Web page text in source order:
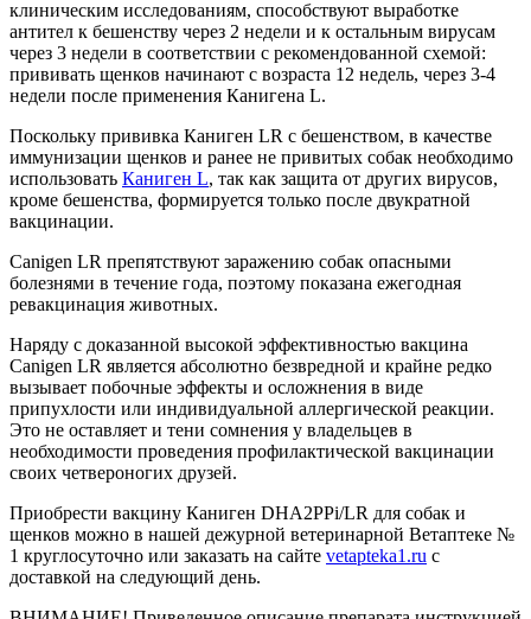
клиническим исследованиям, способствуют выработке
антител к бешенству через 2 недели и к остальным вирусам
через 3 недели в соответствии с рекомендованной схемой:
прививать щенков начинают с возраста 12 недель, через 3-4
недели после применения Канигена L.
Поскольку прививка Каниген LR с бешенством, в качестве
иммунизации щенков и ранее не привитых собак необходимо
использовать Каниген L, так как защита от других вирусов,
кроме бешенства, формируется только после двукратной
вакцинации.
Canigen LR препятствуют заражению собак опасными
болезнями в течение года, поэтому показана ежегодная
ревакцинация животных.
Наряду с доказанной высокой эффективностью вакцина
Canigen LR является абсолютно безвредной и крайне редко
вызывает побочные эффекты и осложнения в виде
припухлости или индивидуальной аллергической реакции.
Это не оставляет и тени сомнения у владельцев в
необходимости проведения профилактической вакцинации
своих четвероногих друзей.
Приобрести вакцину Каниген DHA2PPi/LR для собак и
щенков можно в нашей дежурной ветеринарной Ветаптеке №
1 круглосуточно или заказать на сайте vetapteka1.ru с
доставкой на следующий день.